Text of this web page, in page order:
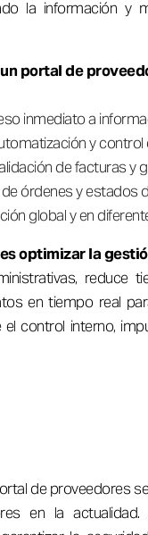
la información y
portal de
inmediato a
y
de facturas y
órdenes y estados
global y en
optimizar la
reduce
en tiempo real
control interno,
de proveedores
en la